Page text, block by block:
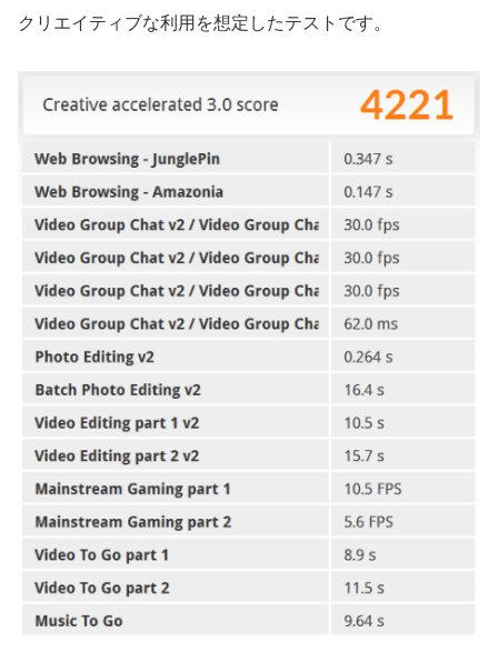
クリエイティブな利用を想定したテストです。